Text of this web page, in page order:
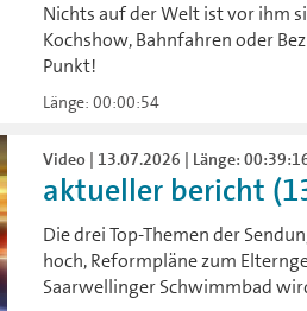
Nichts auf der Welt ist vor ihm
Kochshow, Bahnfahren oder
Punkt!
Länge: 00:00:54
Video | 13.07.2026 | Länge: 00:39:16
aktueller bericht
Die drei Top-Themen der
hoch, Reformpläne zum
Saarwellinger Schwimmbad